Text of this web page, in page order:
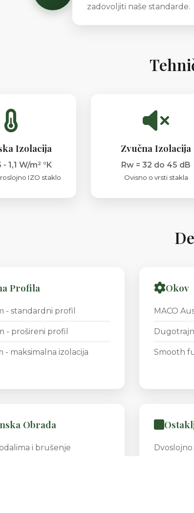
zadovoljiti naše standarde.
Izolacija
1,1 W/m² °K
IZO staklo
Zvučna Izolacija
Rw = 32 do 45 dB
Ovisno o vrsti stakla
Profila
- standardni profil
- prošireni profil
- maksimalna izolacija
Okov
MACO
Smooth
Obrada
i brušenje